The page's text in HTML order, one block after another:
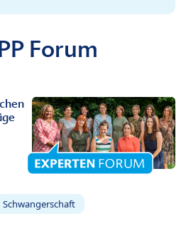
Forum
Schwangerschaft